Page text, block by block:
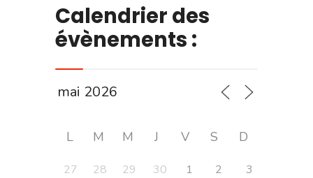
Calendrier des
évènements :
L M M J V S D
27 28 29 30 1 2
3